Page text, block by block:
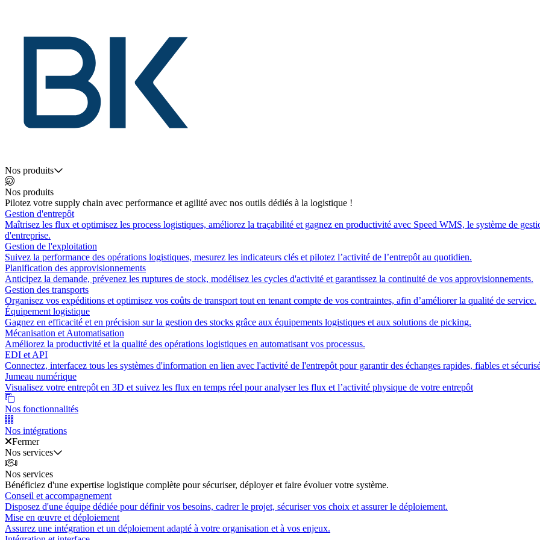
Nos produits
Nos produits
Pilotez votre supply chain avec performance et agilité avec nos outils dédiés à la logistique !
Gestion d'entrepôt
Maîtrisez les flux et optimisez les process logistiques, améliorez la traçabilité et gagnez en productivité avec Speed WMS, le système de
d'entreprise.
Gestion de l'exploitation
Suivez la performance des opérations logistiques, mesurez les indicateurs clés et pilotez l’activité de l’entrepôt au quotidien.
Planification des approvisionnements
Anticipez la demande, prévenez les ruptures de stock, modélisez les cycles d'activité et garantissez la continuité de vos approvisionnements.
Gestion des transports
Organisez vos expéditions et optimisez vos coûts de transport tout en tenant compte de vos contraintes, afin d’améliorer la qualité de service.
Équipement logistique
Gagnez en efficacité et en précision sur la gestion des stocks grâce aux équipements logistiques et aux solutions de picking.
Mécanisation et Automatisation
Améliorez la productivité et la qualité des opérations logistiques en automatisant vos processus.
EDI et API
Connectez, interfacez tous les systèmes d'information en lien avec l'activité de l'entrepôt pour garantir des échanges rapides, fiables et
Jumeau numérique
Visualisez votre entrepôt en 3D et suivez les flux en temps réel pour analyser les flux et l’activité physique de votre entrepôt
Nos fonctionnalités
Nos intégrations
Fermer
Nos services
Nos services
Bénéficiez d'une expertise logistique complète pour sécuriser, déployer et faire évoluer votre système.
Conseil et accompagnement
Disposez d'une équipe dédiée pour définir vos besoins, cadrer le projet, sécuriser vos choix et assurer le déploiement.
Mise en œuvre et déploiement
Assurez une intégration et un déploiement adapté à votre organisation et à vos enjeux.